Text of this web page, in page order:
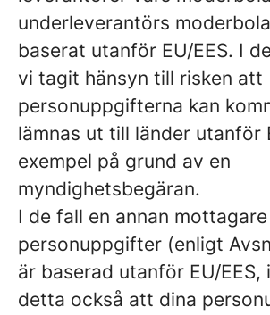
underleverantörs
baserat utanför EU/EES. I
vi tagit hänsyn till risken att
personuppgifterna kan
lämnas ut till länder utanför
exempel på grund av en
myndighetsbegäran.
I de fall en annan
personuppgifter (enligt
är baserad utanför EU/EES,
detta också att dina